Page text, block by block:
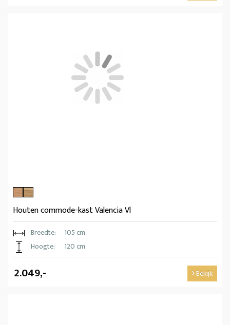
Houten commode-kast Valencia Vl
Breedte:
105 cm
Hoogte:
120 cm
2.049,- Bekijk